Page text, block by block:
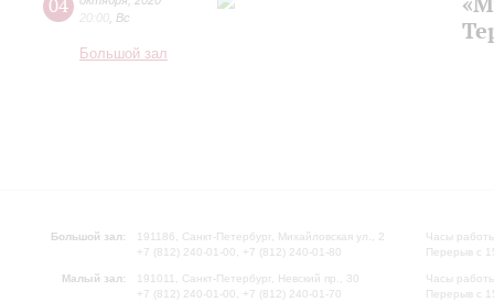
04
20:00 Вс
Большой зал
Большой зал:
191186, Санкт-Петербург, Михайловская ул., 2
+7 (812) 240-01-00, +7 (812) 240-01-80
Малый зал:
191011, Санкт-Петербург, Невский пр., 30
+7 (812) 240-01-00, +7 (812) 240-01-70
Часы
Перерыв с
Часы
Перерыв с